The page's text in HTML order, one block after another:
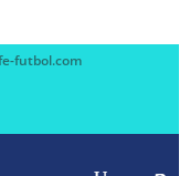
futbol.com